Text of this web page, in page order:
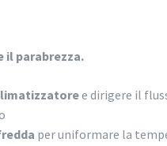
il parabrezza.
e dirigere il
per uniformare la